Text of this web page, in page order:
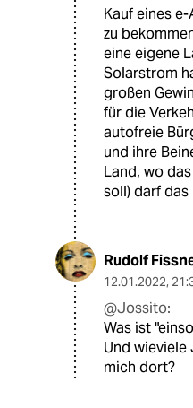
Kauf eines
zu
eine eigene
Solarstrom
großen
für die
autofreie
und ihre
Land, wo
soll) darf
Rudolf
12.01.2022,
@Jossito:
Was ist
Und
mich dort?